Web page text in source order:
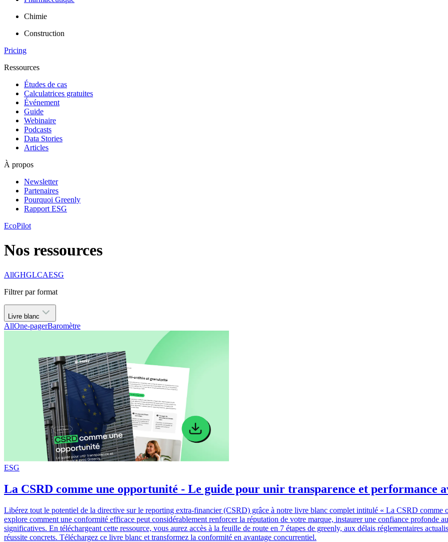
Chimie
Construction
Pricing
Ressources
Études de cas
Calculatrices gratuites
Événement
Guide
Webinaire
Podcasts
Data Stories
Articles
À propos
Newsletter
Partenaires
Pourquoi Greenly
Rapport ESG
EcoPilot
Nos ressources
AllGHGLCAESG
Filtrer par format
Livre blanc
AllOne-pagerBaromètre
ESG
La CSRD comme une opportunité - Le guide pour unir transparence et performance
Libérez tout le potentiel de la directive sur le reporting extra-financier (CSRD) grâce à notre livre blanc complet intitulé « La CSRD
explore comment une conformité efficace peut considérablement renforcer la réputation de votre marque, instaurer une confiance profonde
significatives. En téléchargeant cette ressource, vous aurez accès à la feuille de route en 7 étapes de greenly, aux délais réglementaires
réussite concrets. Téléchargez ce livre blanc et transformez la conformité en avantage concurrentiel.